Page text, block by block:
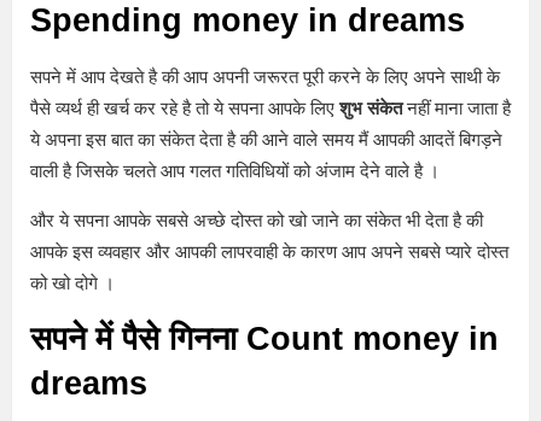
Spending money in dreams
सपने में आप देखते है की आप अपनी जरूरत पूरी करने के लिए अपने साथी के
पैसे व्यर्थ ही खर्च कर रहे है तो ये सपना आपके लिएशुभ संकेतनहीं माना जाता है
ये अपना इस बात का संकेत देता है की आने वाले समय मैं आपकी आदतें बिगड़ने
वाली है जिसके चलते आप गलत गतिविधियों को अंजाम देने वाले है ।
और ये सपना आपके सबसे अच्छे दोस्त को खो जाने का संकेत भी देता है की
आपके इस व्यवहार और आपकी लापरवाही के कारण आप अपने सबसे प्यारे दोस्त
को खो दोगे ।
सपने में पैसे गिनना Count money in
dreams